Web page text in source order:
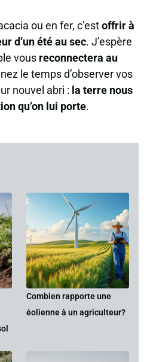
ou en fer, c’estoffrir à
d’un été au sec. J’espère
vous reconnectera au
le temps d’observer vos
nouvel abri : la terre nous
qu’on lui porte.
Combien rapporte une
éolienne à un agriculteur?